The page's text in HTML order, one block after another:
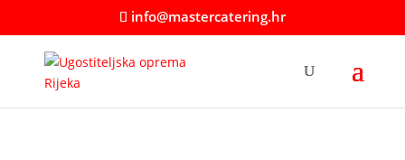
info@mastercatering.hr